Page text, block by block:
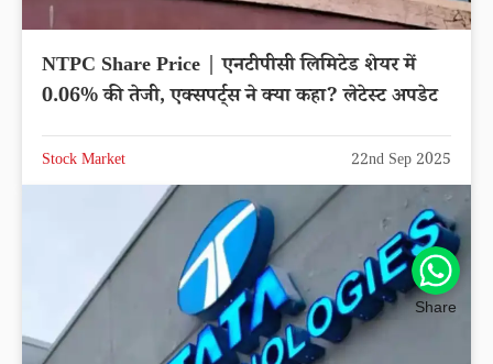
NTPC Share Price | एनटीपीसी लिमिटेड शेयर में
0.06% की तेजी, एक्सपर्ट्स ने क्या कहा? लेटेस्ट अपडेट
Stock Market 22nd Sep 2025
Share